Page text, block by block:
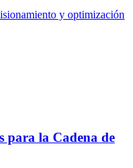
y optimización
para la Cadena de